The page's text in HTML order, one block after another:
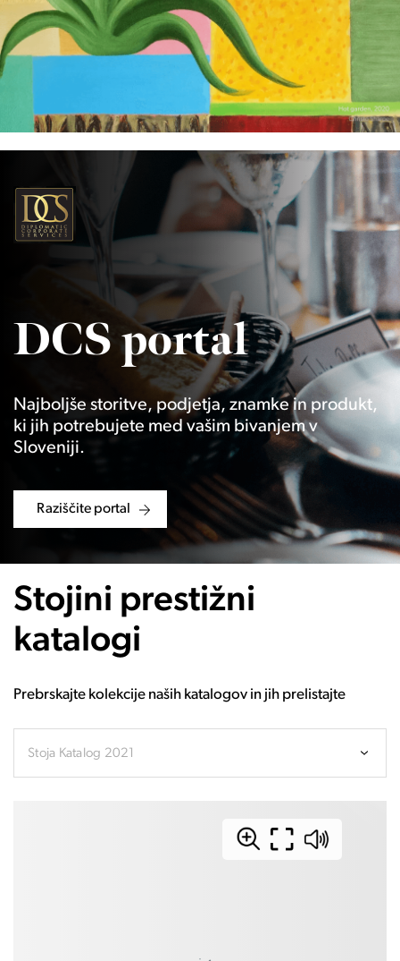
DCS portal
Najboljše storitve, podjetja, znamke in produkt,
ki jih potrebujete med vašim bivanjem v
Sloveniji.
Raziščite portal
Stojini prestižni
katalogi
Prebrskajte kolekcije naših katalogov in jih prelistajte
Stoja Katalog 2021